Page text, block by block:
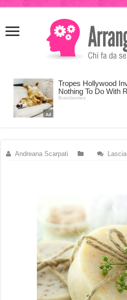
giriş
kingroyal
Andreana Scarpati